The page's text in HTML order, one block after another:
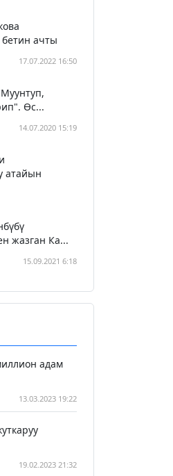
ачты
17.07.2022 16:50
Өс...
14.07.2020 15:19
атайын
жазган Ка...
15.09.2021 6:18
адам
13.03.2023 19:22
19.02.2023 21:32